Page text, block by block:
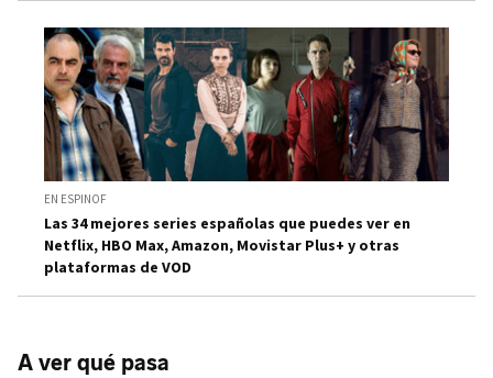
EN ESPINOF
Las 34 mejores series españolas que puedes ver en
Netflix, HBO Max, Amazon, Movistar Plus+ y otras
plataformas de VOD
A ver qué pasa